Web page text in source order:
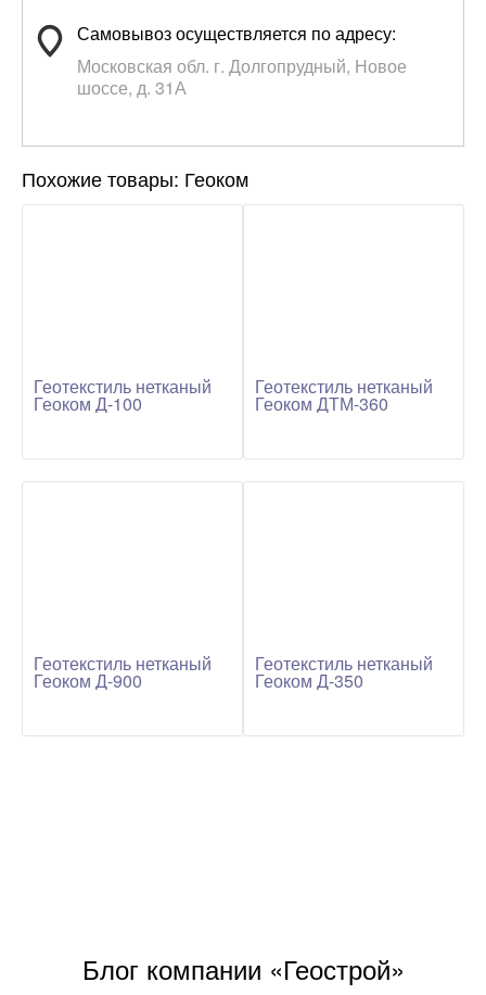
Самовывоз осуществляется по адресу:
Московская обл. г. Долгопрудный, Новое
шоссе, д. 31А
Похожие товары: Геоком
Геотекстиль нетканый
Геоком Д-100
Геотекстиль нетканый
Геоком ДТМ-360
Геотекстиль нетканый
Геоком Д-900
Геотекстиль нетканый
Геоком Д-350
Блог компании «Геострой»